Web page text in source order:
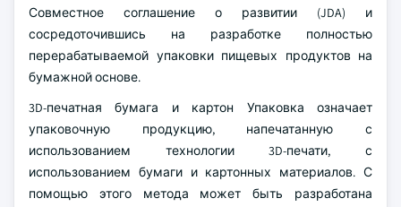
Совместное соглашение о развитии (JDA) и
сосредоточившись на разработке полностью
перерабатываемой упаковки пищевых продуктов на
бумажной основе.
3D-печатная бумага и картон Упаковка означает
упаковочную продукцию, напечатанную с
использованием технологии 3D-печати, с
использованием бумаги и картонных материалов. С
помощью этого метода может быть разработана